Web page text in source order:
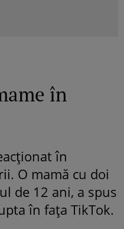
în
în
O mamă cu doi
de 12 ani, a spus
în fața TikTok.